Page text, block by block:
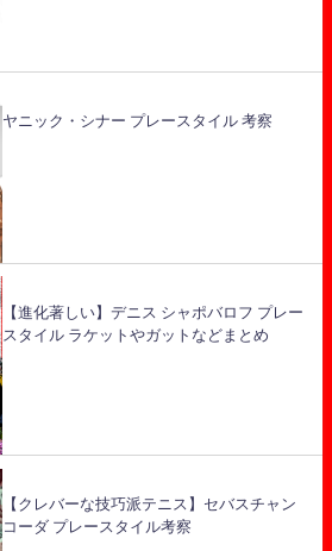
ヤニック・シナー プレースタイル 考察
【進化著しい】デニス シャポバロフ プレー
スタイル ラケットやガットなどまとめ
【クレバーな技巧派テニス】セバスチャン
コーダ プレースタイル考察